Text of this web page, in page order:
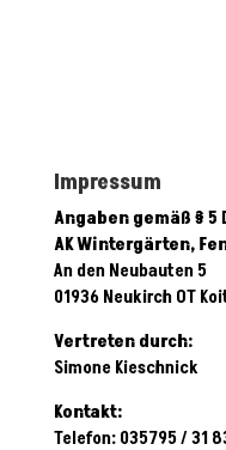
Impressum
Angaben gemäß § 5
AK Wintergärten,
An den Neubauten 5
01936 Neukirch OT
Vertreten durch:
Simone Kieschnick
Kontakt:
Telefon: 035795 / 31